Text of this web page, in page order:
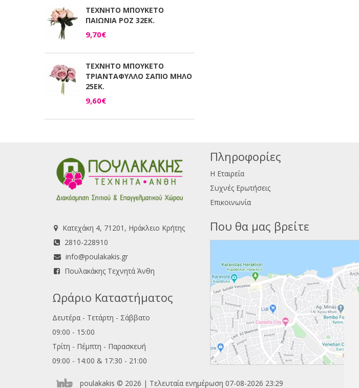
ΤΕΧΝΗΤΟ ΜΠΟΥΚΕΤΟ
ΠΑΙΩΝΙΑ ΡΟΖ 32ΕΚ.
9,70€
ΤΕΧΝΗΤΟ ΜΠΟΥΚΕΤΟ
ΤΡΙΑΝΤΑΦΥΛΛΟ ΣΑΠΙΟ ΜΗΛΟ
25ΕΚ.
9,60€
Πληροφορίες
Η Εταιρεία
Συχνές Ερωτήσεις
Επικοινωνία
Κατεχάκη 4, 71201, Ηράκλειο Κρήτης
2810-228910
info@poulakakis.gr
Πουλακάκης Τεχνητά Άνθη
Ωράριο Καταστήματος
Δευτέρα - Τετάρτη - Σάββατο
09:00 - 15:00
Τρίτη - Πέμπτη - Παρασκευή
09:00 - 14:00 & 17:30 - 21:00
Που θα μας βρείτε
poulakakis © 2026 | Τελευταία ενημέρωση 07-08-2026 23:29